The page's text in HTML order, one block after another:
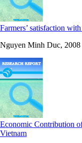
Farmers’ satisfaction
Nguyen Minh Duc, 2008
Economic Contribution
Vietnam